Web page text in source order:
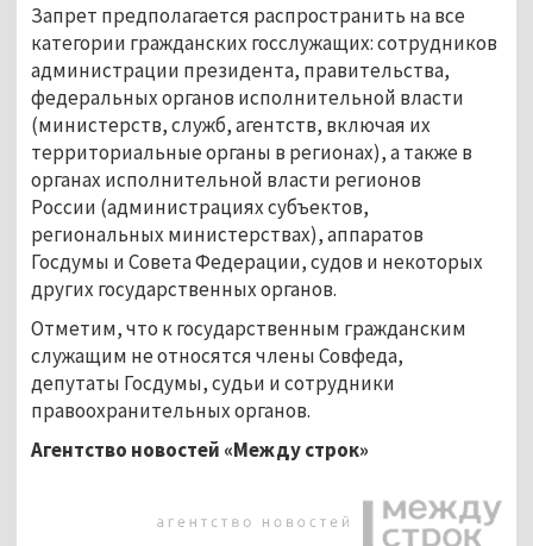
Запрет предполагается распространить на все
категории гражданских госслужащих: сотрудников
администрации президента, правительства,
федеральных органов исполнительной власти
(министерств, служб, агентств, включая их
территориальные органы в регионах), а также в
органах исполнительной власти регионов
России (администрациях субъектов,
региональных министерствах), аппаратов
Госдумы и Совета Федерации, судов и некоторых
других государственных органов.
Отметим, что к государственным гражданским
служащим не относятся члены Совфеда,
депутаты Госдумы, судьи и сотрудники
правоохранительных органов.
Агентство новостей «Между строк»